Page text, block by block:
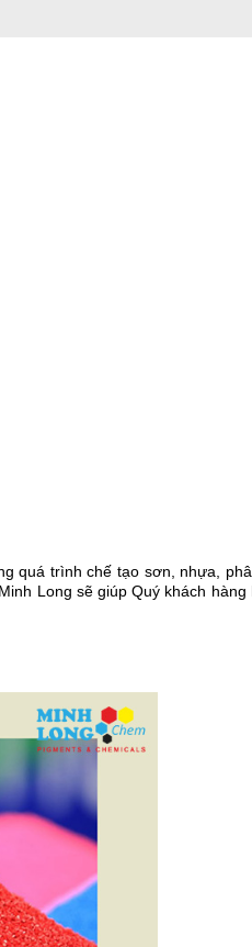
quá trình chế tạo sơn, nhựa,
Long sẽ giúp Quý khách